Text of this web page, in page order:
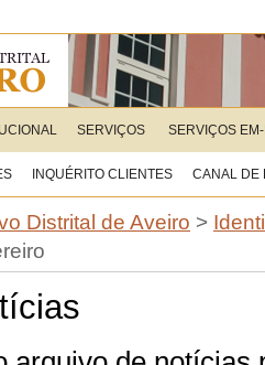
SERVIÇOS SERVIÇOS
INQUÉRITO CLIENTES CANAL DE
Distrital de Aveiro >